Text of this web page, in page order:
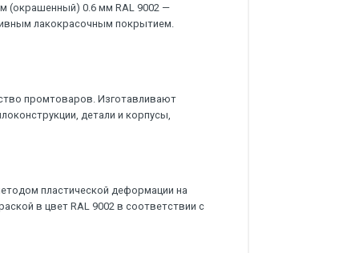
(окрашенный) 0.6 мм RAL 9002 —
лакокрасочным покрытием.
промтоваров. Изготавливают
детали и корпусы,
пластической деформации на
в цвет RAL 9002 в соответствии с